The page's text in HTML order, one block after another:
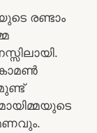
രണ്ടാം